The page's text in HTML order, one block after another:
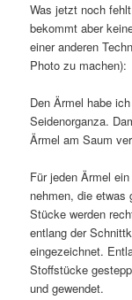
Was jetzt noch
bekommt aber
einer anderen
Photo zu machen):
Den Ärmel habe
Seidenorganza.
Ärmel am Saum
Für jeden Ärmel
nehmen, die etwas
Stücke werden
entlang der
eingezeichnet.
Stoffstücke
und gewendet.